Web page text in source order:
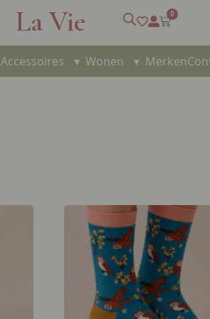
La Vie 0
Accessoires ▾ Wonen ▾ Merken